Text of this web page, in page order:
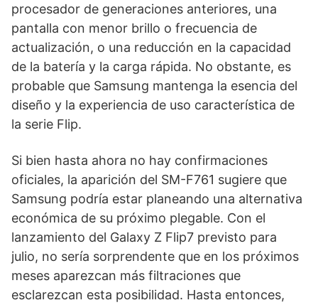
procesador de generaciones anteriores, una
pantalla con menor brillo o frecuencia de
actualización, o una reducción en la capacidad
de la batería y la carga rápida. No obstante, es
probable que Samsung mantenga la esencia del
diseño y la experiencia de uso característica de
la serie Flip.
Si bien hasta ahora no hay confirmaciones
oficiales, la aparición del SM-F761 sugiere que
Samsung podría estar planeando una alternativa
económica de su próximo plegable. Con el
lanzamiento del Galaxy Z Flip7 previsto para
julio, no sería sorprendente que en los próximos
meses aparezcan más filtraciones que
esclarezcan esta posibilidad. Hasta entonces,